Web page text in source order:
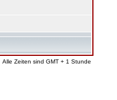
Alle Zeiten sind GMT + 1 Stunde